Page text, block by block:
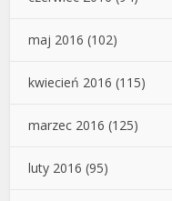
maj 2016 (102)
kwiecień 2016 (115)
marzec 2016 (125)
luty 2016 (95)